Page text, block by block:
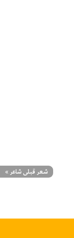
شعر قبلی شاعر»